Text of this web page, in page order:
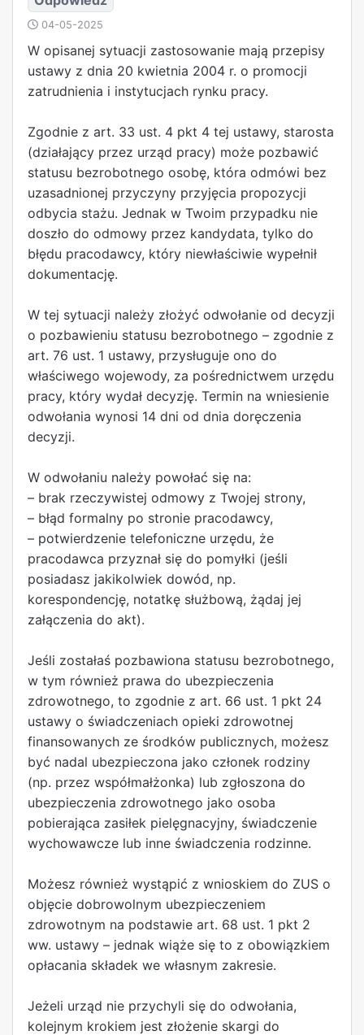
04-05-2025
W opisanej sytuacji zastosowanie mają przepisy
ustawy z dnia 20 kwietnia 2004 r. o promocji
zatrudnienia i instytucjach rynku pracy.
Zgodnie z art. 33 ust. 4 pkt 4 tej ustawy, starosta
(działający przez urząd pracy) może pozbawić
statusu bezrobotnego osobę, która odmówi bez
uzasadnionej przyczyny przyjęcia propozycji
odbycia stażu. Jednak w Twoim przypadku nie
doszło do odmowy przez kandydata, tylko do
błędu pracodawcy, który niewłaściwie wypełnił
dokumentację.
W tej sytuacji należy złożyć odwołanie od decyzji
o pozbawieniu statusu bezrobotnego – zgodnie z
art. 76 ust. 1 ustawy, przysługuje ono do
właściwego wojewody, za pośrednictwem urzędu
pracy, który wydał decyzję. Termin na wniesienie
odwołania wynosi 14 dni od dnia doręczenia
decyzji.
W odwołaniu należy powołać się na:
– brak rzeczywistej odmowy z Twojej strony,
– błąd formalny po stronie pracodawcy,
– potwierdzenie telefoniczne urzędu, że
pracodawca przyznał się do pomyłki (jeśli
posiadasz jakikolwiek dowód, np.
korespondencję, notatkę służbową, żądaj jej
załączenia do akt).
Jeśli zostałaś pozbawiona statusu bezrobotnego,
w tym również prawa do ubezpieczenia
zdrowotnego, to zgodnie z art. 66 ust. 1 pkt 24
ustawy o świadczeniach opieki zdrowotnej
finansowanych ze środków publicznych, możesz
być nadal ubezpieczona jako członek rodziny
(np. przez współmałżonka) lub zgłoszona do
ubezpieczenia zdrowotnego jako osoba
pobierająca zasiłek pielęgnacyjny, świadczenie
wychowawcze lub inne świadczenia rodzinne.
Możesz również wystąpić z wnioskiem do ZUS o
objęcie dobrowolnym ubezpieczeniem
zdrowotnym na podstawie art. 68 ust. 1 pkt 2
ww. ustawy – jednak wiąże się to z obowiązkiem
opłacania składek we własnym zakresie.
Jeżeli urząd nie przychyli się do odwołania,
kolejnym krokiem jest złożenie skargi do